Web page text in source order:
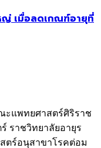
ญ่ เมื่อลดเกณฑ์อายุที่
แพทยศาสตร์ศิริราช
ราชวิทยาลัยอายุร
ตร์อนุสาขาโรคต่อม